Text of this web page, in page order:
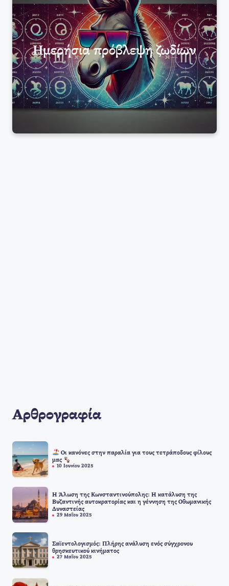
Ημερήσια πρόβλεψη ζωδίων
Αρθρογραφία
Οι κανόνες στην παραλία για τους τετράποδους φίλους
μας
10 Ιουνίου 2025
Η Άλωση της Κωνσταντινούπολης: Η κατάλυση της
Βυζαντινής αυτοκρατορίας και η γέννηση της Οθωμανικής
Δυναστείας
29 Μαΐου 2025
Σαϊεντολογισμός: Πλήρης ανάλυση ενός σύγχρονου
θρησκευτικού κινήματος
27 Μαΐου 2025